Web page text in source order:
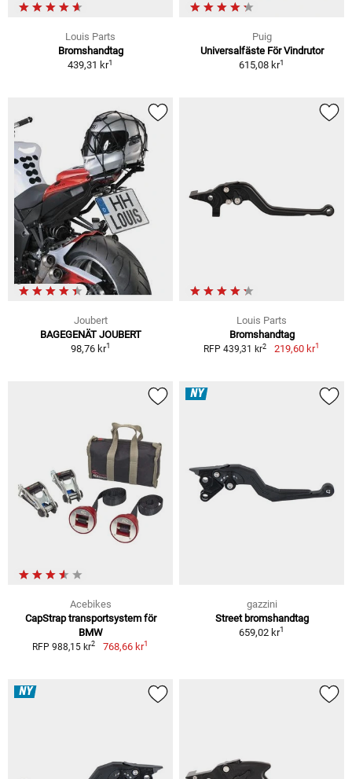
Louis Parts
Bromshandtag
439,31 kr1
Puig
Universalfäste För Vindrutor
615,08 kr1
Joubert
BAGEGENÄT JOUBERT
98,76 kr1
Louis Parts
Bromshandtag
RFP 439,31 kr2 219,60 kr1
Acebikes
CapStrap transportsystem för
BMW
RFP 988,15 kr2 768,66 kr1
NY
gazzini
Street bromshandtag
659,02 kr1
NY